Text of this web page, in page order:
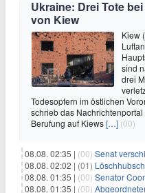
Ukraine: Drei Tote
von Kiew
Kiew
sind
drei
Todesopfern im östlichen
schrieb das
Berufung auf Kiews[…] (00)
08.08. 02:35 | (00) Senat verschiebt Abstimmung
08.08. 02:02 | (01)
08.08. 01:35 | (00) Senator Coons
08.08. 01:35 | (00) Abgeordneter Dusty